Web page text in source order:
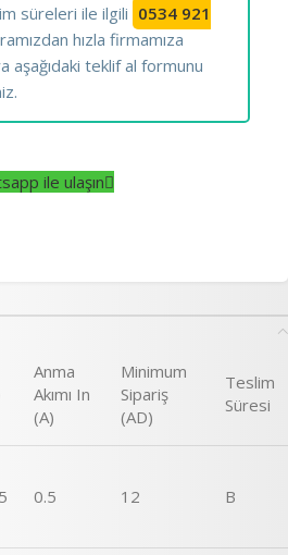
süreleri ile ilgili 0534 921
hızla firmamıza
aşağıdaki teklif al formunu
ile ulaşın
Anma
Akımı In
(A)
Minimum
Sipariş
(AD)
Teslim
Süresi
0.5 12 B